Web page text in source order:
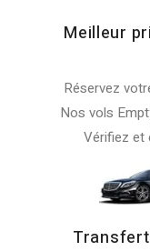
Meilleur
Réservez
Nos vols
Vérifiez et